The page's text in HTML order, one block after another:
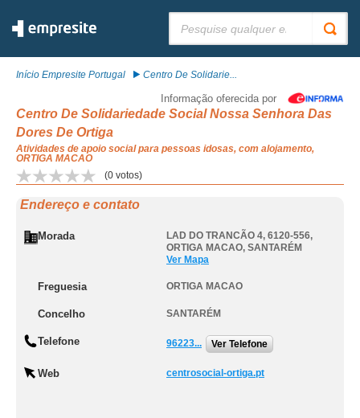
Início Empresite Portugal Centro De Solidarie...
Informação oferecida por
Centro De Solidariedade Social Nossa Senhora Das
Dores De Ortiga
Atividades de apoio social para pessoas idosas, com alojamento,
ORTIGA MACAO
(0 votos)
Endereço e contato
Morada LAD DO TRANCÃO 4, 6120-556,
ORTIGA MACAO, SANTARÉM
Ver Mapa
Freguesia ORTIGA MACAO
Concelho SANTARÉM
Telefone 96223... Ver Telefone
Web centrosocial-ortiga.pt